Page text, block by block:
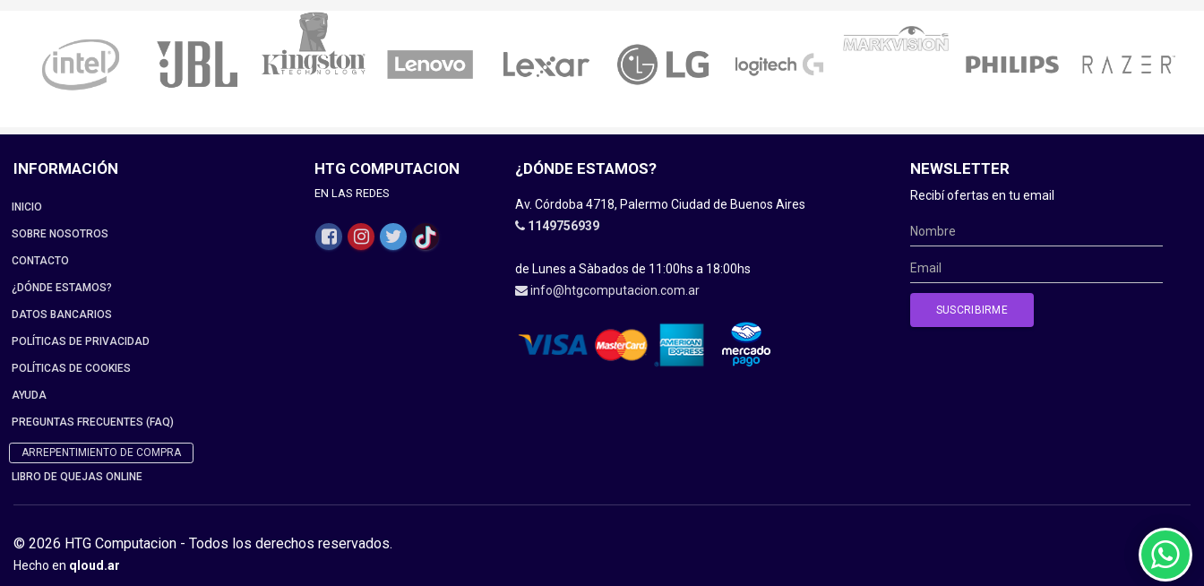
INFORMACIÓN
INICIO
SOBRE NOSOTROS
CONTACTO
¿DÓNDE ESTAMOS?
DATOS BANCARIOS
POLÍTICAS DE PRIVACIDAD
POLÍTICAS DE COOKIES
AYUDA
PREGUNTAS FRECUENTES (FAQ)
ARREPENTIMIENTO DE COMPRA
LIBRO DE QUEJAS ONLINE
HTG COMPUTACION
EN LAS REDES
¿DÓNDE ESTAMOS?
Av. Córdoba 4718, Palermo Ciudad de Buenos Aires
1149756939
de Lunes a Sàbados de 11:00hs a 18:00hs
info@htgcomputacion.com.ar
NEWSLETTER
Recibí ofertas en tu email
© 2026 HTG Computacion - Todos los derechos reservados.
Hecho en qloud.ar